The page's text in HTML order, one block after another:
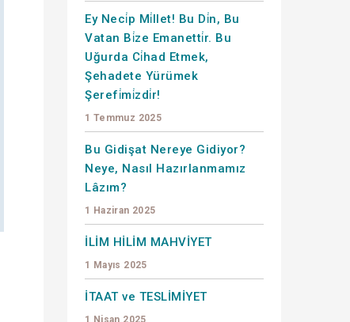
Ey Neci̇p Mi̇llet! Bu Di̇n, Bu
Vatan Bi̇ze Emanetti̇r. Bu
Uğurda Ci̇had Etmek,
Şehadete Yürümek
Şerefi̇mi̇zdi̇r!
1 Temmuz 2025
Bu Gidişat Nereye Gidiyor?
Neye, Nasıl Hazırlanmamız
Lâzım?
1 Haziran 2025
İLİM HİLİM MAHVİYET
1 Mayıs 2025
İTAAT ve TESLİMİYET
1 Nisan 2025